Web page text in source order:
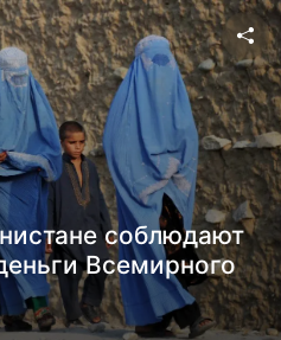
соблюдают
Всемирного